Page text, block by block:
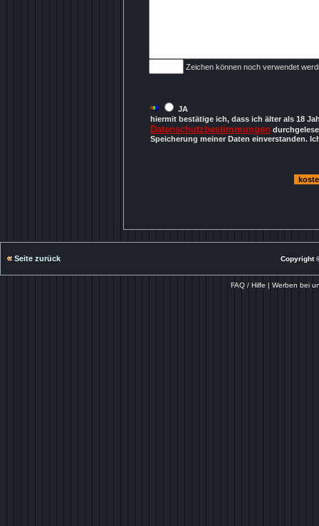
Zeichen können noch verwendet
JA
hiermit bestätige ich, dass ich älter als 18
Datenschutzbestimmungen
Speicherung meiner Daten einverstanden.
Seite zurück Copyright
FAQ / Hilfe |Werben bei